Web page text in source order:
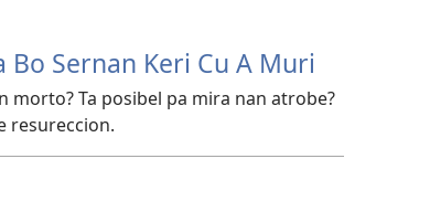
Sernan Keri Cu A Muri
morto? Ta posibel pa mira nan atrobe?
resureccion.